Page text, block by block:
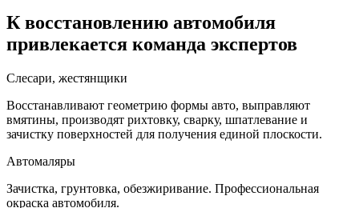
К восстановлению автомобиля
привлекается команда экспертов
Слесари, жестянщики
Восстанавливают геометрию формы авто, выправляют
вмятины, производят рихтовку, сварку, шпатлевание и
зачистку поверхностей для получения единой плоскости.
Автомаляры
Зачистка, грунтовка, обезжиривание. Профессиональная
окраска автомобиля.